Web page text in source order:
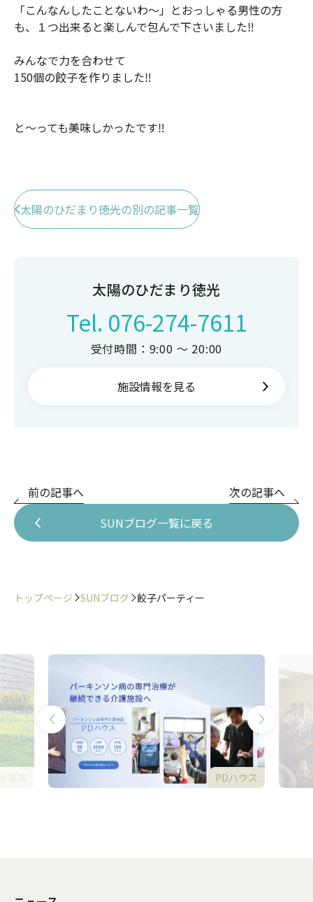
「こんなんしたことないわ～」とおっしゃる男性の方
も、１つ出来ると楽しんで包んで下さいました‼️
みんなで力を合わせて
150個の餃子を作りました‼️
と～っても美味しかったです‼️
太陽のひだまり徳光の別の記事一覧
太陽のひだまり徳光
Tel. 076-274-7611
受付時間：9:00 ～ 20:00
施設情報を見る
前の記事へ
SUNブログ一覧に戻る
次の記事へ
トップページ SUNブログ 餃子パーティー
PDハウス